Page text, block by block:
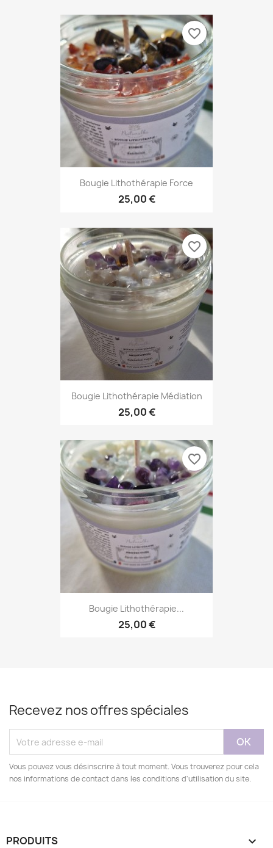
Bougie Lithothérapie Force
25,00 €
favorite_border
Bougie Lithothérapie Médiation
25,00 €
favorite_border
Bougie Lithothérapie...
25,00 €
favorite_border
Recevez nos offres spéciales
Vous pouvez vous désinscrire à tout moment. Vous trouverez pour cela
nos informations de contact dans les conditions d'utilisation du site.
PRODUITS 